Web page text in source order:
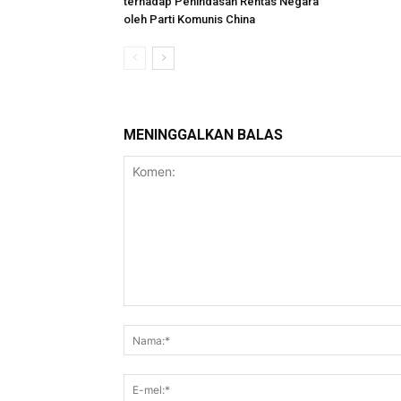
oleh Parti Komunis China
MENINGGALKAN BALAS